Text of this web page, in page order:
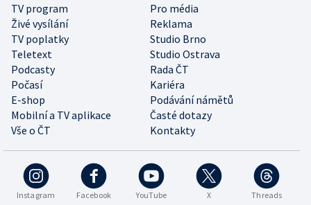
TV program
Pro média
Živé vysílání
Reklama
TV poplatky
Studio Brno
Teletext
Studio Ostrava
Podcasty
Rada ČT
Počasí
Kariéra
E-shop
Podávání námětů
Mobilní a TV aplikace
Časté dotazy
Vše o ČT
Kontakty
Instagram Facebook YouTube X Threads